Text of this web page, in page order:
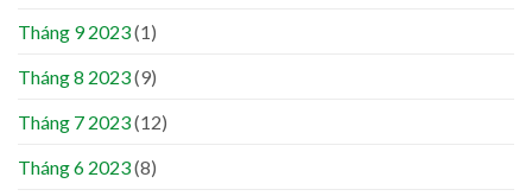
Tháng 9 2023(1)
Tháng 8 2023(9)
Tháng 7 2023(12)
Tháng 6 2023(8)